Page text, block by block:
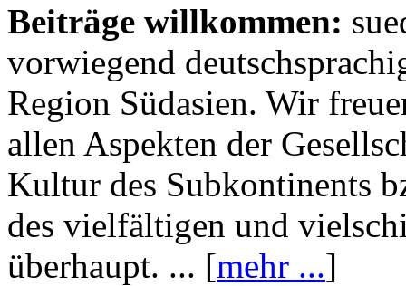
Beiträge willkommen:
vorwiegend
Region Südasien. Wir
allen Aspekten der
Kultur des Subkontinents
des vielfältigen und
überhaupt. ... [mehr ...]